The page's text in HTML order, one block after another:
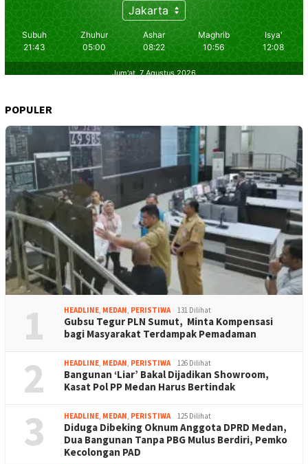
POPULER
1 HEADLINE, MEDAN, PERISTIWA 131 Dilihat
Gubsu Tegur PLN Sumut, Minta Kompensasi
bagi Masyarakat Terdampak Pemadaman
2 HEADLINE, MEDAN, PERISTIWA 126 Dilihat
Bangunan ‘Liar’ Bakal Dijadikan Showroom,
Kasat Pol PP Medan Harus Bertindak
3 HEADLINE, MEDAN, PERISTIWA 125 Dilihat
Diduga Dibeking Oknum Anggota DPRD Medan,
Dua Bangunan Tanpa PBG Mulus Berdiri, Pemko
Kecolongan PAD